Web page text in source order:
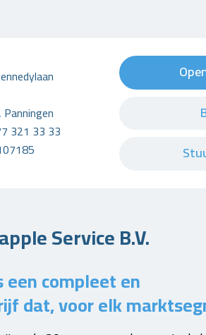
321 33 33
Service B.V.
een compleet en
dat, voor elk